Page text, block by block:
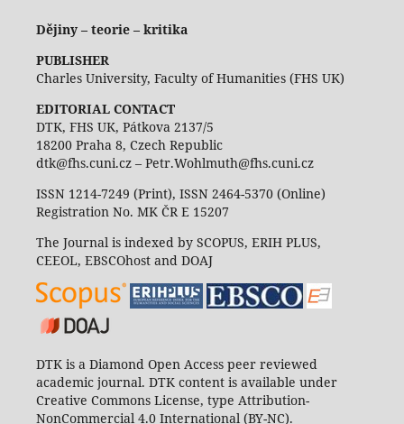
Dějiny – teorie – kritika
PUBLISHER
Charles University, Faculty of Humanities (FHS UK)
EDITORIAL CONTACT
DTK, FHS UK, Pátkova 2137/5
18200 Praha 8, Czech Republic
dtk@fhs.cuni.cz – Petr.Wohlmuth@fhs.cuni.cz
ISSN 1214-7249 (Print), ISSN 2464-5370 (Online)
Registration No. MK ČR E 15207
The Journal is indexed by SCOPUS, ERIH PLUS,
CEEOL, EBSCOhost and DOAJ
DTK is a Diamond Open Access peer reviewed
academic journal. DTK content is available under
Creative Commons License, type Attribution-
NonCommercial 4.0 International (BY-NC).